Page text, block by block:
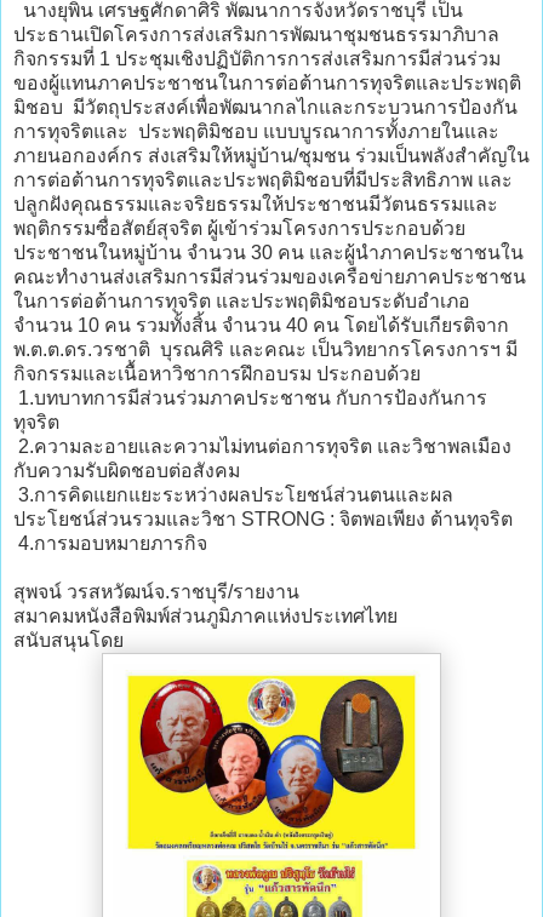
นางยุพิน เศรษฐศักดาศิริ พัฒนาการจังหวัดราชบุรี เป็น
ประธานเปิดโครงการส่งเสริมการพัฒนาชุมชนธรรมาภิบาล
กิจกรรมที่ 1 ประชุมเชิงปฏิบัติการการส่งเสริมการมีส่วนร่วม
ของผู้แทนภาคประชาชนในการต่อต้านการทุจริตและประพฤติ
มิชอบ มีวัตถุประสงค์เพื่อพัฒนากลไกและกระบวนการป้องกัน
การทุจริตและ ประพฤติมิชอบ แบบบูรณาการทั้งภายในและ
ภายนอกองค์กร ส่งเสริมให้หมู่บ้าน/ชุมชน ร่วมเป็นพลังสำคัญใน
การต่อต้านการทุจริตและประพฤติมิชอบที่มีประสิทธิภาพ และ
ปลูกฝังคุณธรรมและจริยธรรมให้ประชาชนมีวัตนธรรมและ
พฤติกรรมซื่อสัตย์สุจริต ผู้เข้าร่วมโครงการประกอบด้วย
ประชาชนในหมู่บ้าน จำนวน 30 คน และผู้นำภาคประชาชนใน
คณะทำงานส่งเสริมการมีส่วนร่วมของเครือข่ายภาคประชาชน
ในการต่อต้านการทุจริต และประพฤติมิชอบระดับอำเภอ
จำนวน 10 คน รวมทั้งสิ้น จำนวน 40 คน โดยได้รับเกียรติจาก
พ.ต.ต.ดร.วรชาติ บุรณศิริ และคณะ เป็นวิทยากรโครงการฯ มี
กิจกรรมและเนื้อหาวิชาการฝึกอบรม ประกอบด้วย
1.บทบาทการมีส่วนร่วมภาคประชาชน กับการป้องกันการ
ทุจริต
2.ความละอายและความไม่ทนต่อการทุจริต และวิชาพลเมือง
กับความรับผิดชอบต่อสังคม
3.การคิดแยกแยะระหว่างผลประโยชน์ส่วนตนและผล
ประโยชน์ส่วนรวมและวิชา STRONG : จิตพอเพียง ต้านทุจริต
4.การมอบหมายภารกิจ
สุพจน์ วรสหวัฒน์จ.ราชบุรี/รายงาน
สมาคมหนังสือพิมพ์ส่วนภูมิภาคแห่งประเทศไทย
สนับสนุนโดย